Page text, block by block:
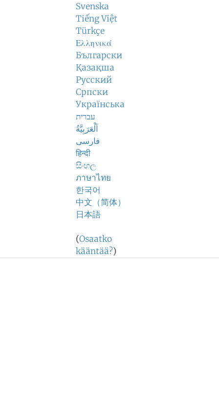
Svenska
Tiếng Việt
Türkçe
Ελληνικά
Български
Қазақша
Русский
Српски
Українська
עברית
اَلْعَرَبِيَّةُ
فارسی
हिन्दी
සිංහල
ภาษาไทย
한국어
中文（简体）
日本語
(Osaatko
kääntää?)